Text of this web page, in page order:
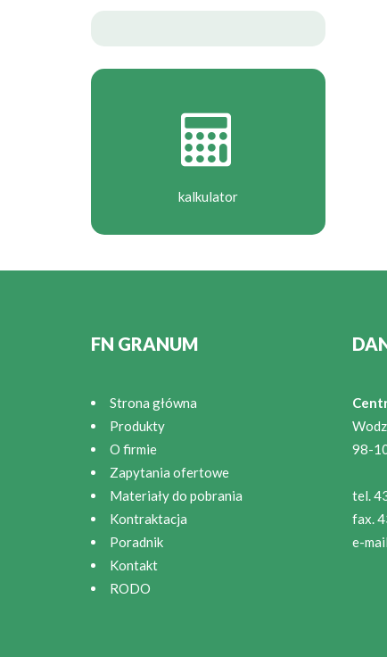
kalkulator
FN GRANUM
Strona główna
Produkty
O firmie
Zapytania ofertowe
Materiały do pobrania
Kontraktacja
Poradnik
Kontakt
RODO
98-
tel.
fax.
e-